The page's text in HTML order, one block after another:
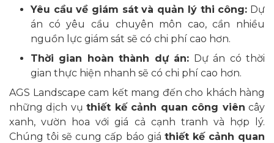
Yêu cầu về giám sát và quản lý thi công: Dự
án có yêu cầu chuyên môn cao, cần nhiều
nguồn lực giám sát sẽ có chi phí cao hơn.
Thời gian hoàn thành dự án: Dự án có thời
gian thực hiện nhanh sẽ có chi phí cao hơn.
AGS Landscape cam kết mang đến cho khách hàng
những dịch vụthiết kế cảnh quan công viên cây
xanh, vườn hoa với giá cả cạnh tranh và hợp lý.
Chúng tôi sẽ cung cấp báo giá thiết kế cảnh quan